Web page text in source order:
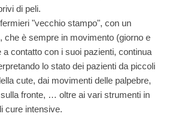
di peli.
"vecchio stampo", con un
che è sempre in movimento (giorno e
contatto con i suoi pazienti, continua
lo stato dei pazienti da piccoli
cute, dai movimenti delle palpebre,
fronte, … oltre ai vari strumenti in
cure intensive.